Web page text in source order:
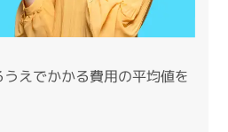
えでかかる費用の平均値を